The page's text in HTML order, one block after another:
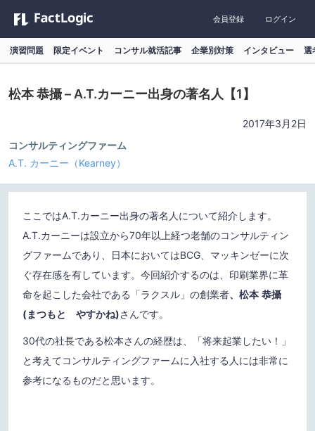
会員登録 ログイン
演習問題 限定イベント コンサル就活記事 企業別対策 インタビュー 選
松本 恭攝 – A.T.カーニー出身の著名人【1】
2017年3月2日
コンサルティングファーム
A.T. カーニー（Kearney）
ここではA.T.カーニー出身の著名人について紹介します。
A.T.カーニーは設立から70年以上経つ老舗のコンサルティン
グファームであり、日本においてはBCG、マッキンゼーに次
ぐ存在感を有しています。今回紹介するのは、印刷業界に革
命を起こした会社である「ラクスル」の創業者、松本 恭攝
( まつもと やすかね)さんです。
30代の社長である松本さんの経歴は、「将来起業したい！」
と考えてコンサルティングファームに入社する人には非常に
参考になるものだと思います。